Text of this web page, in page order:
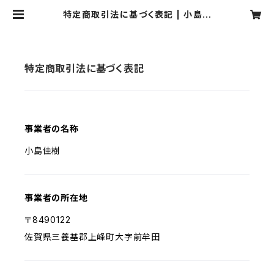
特定商取引法に基づく表記 | 小島よ
特定商取引法に基づく表記
事業者の名称
小島佳樹
事業者の所在地
〒8490122
佐賀県三養基郡上峰町大字前牟田